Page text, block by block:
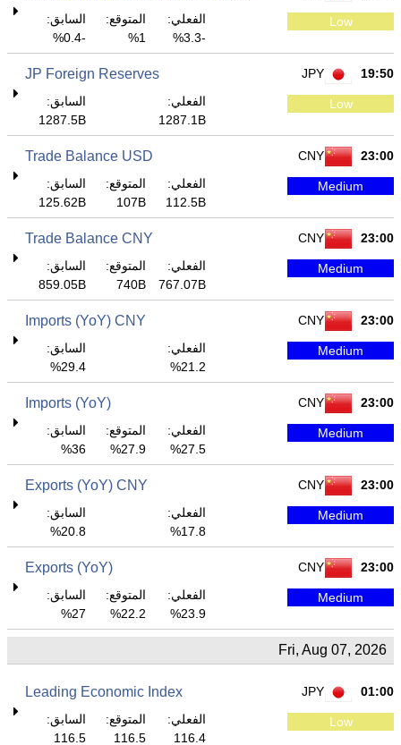
Low
الفعلي:
-3.3%
المتوقع:
1%
السابق:
-0.4%
19:50
JPY
JP Foreign Reserves
Low
الفعلي:
1287.1B
السابق:
1287.5B
23:00
CNY
Trade Balance USD
Medium
الفعلي:
112.5B
المتوقع:
107B
السابق:
125.62B
23:00
CNY
Trade Balance CNY
Medium
الفعلي:
767.07B
المتوقع:
740B
السابق:
859.05B
23:00
CNY
Imports (YoY) CNY
Medium
الفعلي:
21.2%
السابق:
29.4%
23:00
CNY
Imports (YoY)
Medium
الفعلي:
27.5%
المتوقع:
27.9%
السابق:
36%
23:00
CNY
Exports (YoY) CNY
Medium
الفعلي:
17.8%
السابق:
20.8%
23:00
CNY
Exports (YoY)
Medium
الفعلي:
23.9%
المتوقع:
22.2%
السابق:
27%
Fri, Aug 07, 2026
01:00
JPY
Leading Economic Index
Low
الفعلي:
116.4
المتوقع:
116.5
السابق:
116.5